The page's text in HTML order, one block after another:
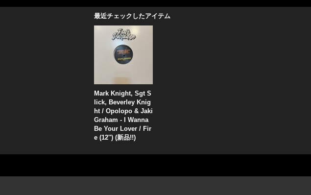
最近チェックしたアイテム
Mark Knight, Sgt S
lick, Beverley Knig
ht / Opolopo & Jaki
Graham - I Wanna
Be Your Lover / Fir
e (12'') (新品!!)